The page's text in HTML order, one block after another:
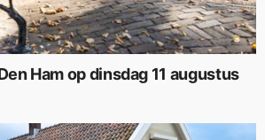
Ham op dinsdag 11 augustus